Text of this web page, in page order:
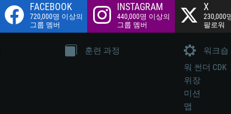
FACEBOOK
720,000명 이상의
그룹 멤버
INSTAGRAM
440,000명 이상의
그룹 멤버
X
230,000
팔로워
훈련 과정
워크숍
워 썬더 CDK
위장
미션
맵